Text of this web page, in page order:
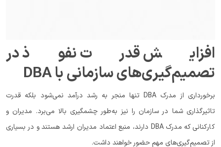
افزایش قدرت نفوذ در
تصمیم‌گیری‌های سازمانی با DBA
برخورداری از مدرک DBA تنها منجر به رشد درآمد نمی‌شود بلکه قدرت
تاثیرگذاری شما در سازمان را نیز به‌طور چشمگیری بالا می‌برد. مدیران و
کارکنانی که مدرک DBA دارند، منبع اعتماد مدیران ارشد هستند و در بسیاری
از تصمیم‌گیری‌های مهم حضور خواهند داشت.